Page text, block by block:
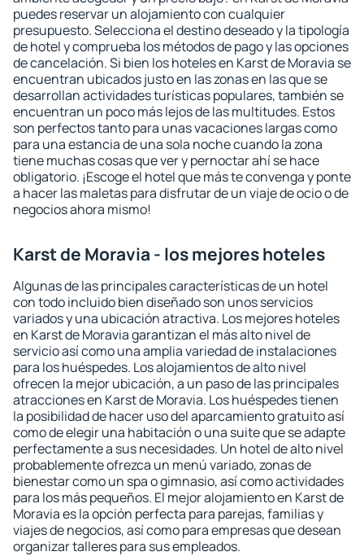
puedes reservar un alojamiento con cualquier
presupuesto. Selecciona el destino deseado y la tipología
de hotel y comprueba los métodos de pago y las opciones
de cancelación. Si bien los hoteles en Karst de Moravia se
encuentran ubicados justo en las zonas en las que se
desarrollan actividades turísticas populares, también se
encuentran un poco más lejos de las multitudes. Estos
son perfectos tanto para unas vacaciones largas como
para una estancia de una sola noche cuando la zona
tiene muchas cosas que ver y pernoctar ahí se hace
obligatorio. ¡Escoge el hotel que más te convenga y ponte
a hacer las maletas para disfrutar de un viaje de ocio o de
negocios ahora mismo!
Karst de Moravia - los mejores hoteles
Algunas de las principales características de un hotel
con todo incluido bien diseñado son unos servicios
variados y una ubicación atractiva. Los mejores hoteles
en Karst de Moravia garantizan el más alto nivel de
servicio así como una amplia variedad de instalaciones
para los huéspedes. Los alojamientos de alto nivel
ofrecen la mejor ubicación, a un paso de las principales
atracciones en Karst de Moravia. Los huéspedes tienen
la posibilidad de hacer uso del aparcamiento gratuito así
como de elegir una habitación o una suite que se adapte
perfectamente a sus necesidades. Un hotel de alto nivel
probablemente ofrezca un menú variado, zonas de
bienestar como un spa o gimnasio, así como actividades
para los más pequeños. El mejor alojamiento en Karst de
Moravia es la opción perfecta para parejas, familias y
viajes de negocios, así como para empresas que desean
organizar talleres para sus empleados.